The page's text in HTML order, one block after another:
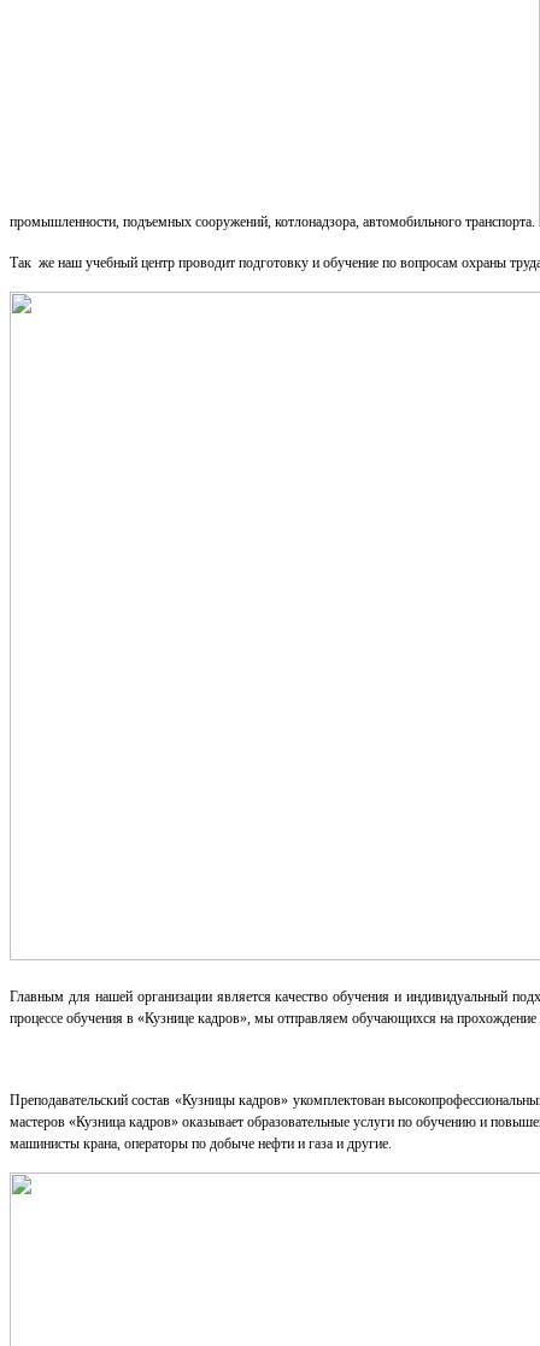
промышленности, подъемных сооружений, котлонадзора, автомобильного транспорта.
Так же наш учебный центр проводит подготовку и обучение по вопросам охраны
Главным для нашей организации является качество обучения и индивидуальный
процессе обучения в «Кузнице кадров», мы отправляем обучающихся на прохождение
Преподавательский состав «Кузницы кадров» укомплектован
мастеров «Кузница кадров» оказывает образовательные услуги по обучению и
машинисты крана, операторы по добыче нефти и газа и другие.